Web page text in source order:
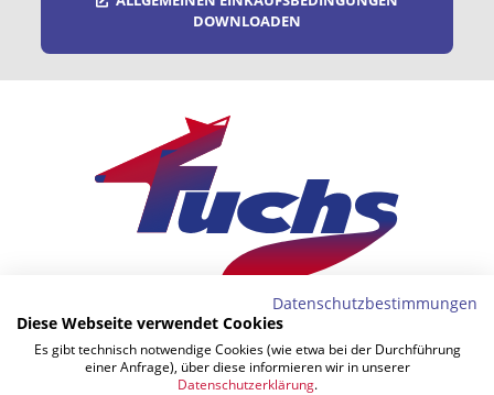
DOWNLOADEN
Wienerstraße 7
Datenschutzbestimmungen
Diese Webseite verwendet Cookies
Es gibt technisch notwendige Cookies (wie etwa bei der Durchführung
einer Anfrage), über diese informieren wir in unserer
Datenschutzerklärung.